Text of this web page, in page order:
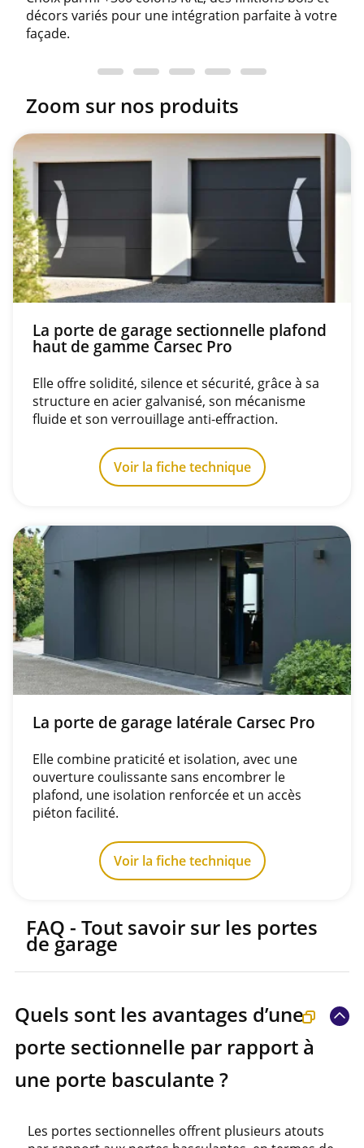
décors variés pour une intégration parfaite à votre
façade.
Zoom sur nos produits
La porte de garage sectionnelle plafond
haut de gamme Carsec Pro
Elle offre solidité, silence et sécurité, grâce à sa
structure en acier galvanisé, son mécanisme
fluide et son verrouillage anti-effraction.
Voir la fiche technique
La porte de garage latérale Carsec Pro
Elle combine praticité et isolation, avec une
ouverture coulissante sans encombrer le
plafond, une isolation renforcée et un accès
piéton facilité.
Voir la fiche technique
FAQ - Tout savoir sur les portes
de garage
Quels sont les avantages d’une
porte sectionnelle par rapport à
une porte basculante ?
Les portes sectionnelles offrent plusieurs atouts